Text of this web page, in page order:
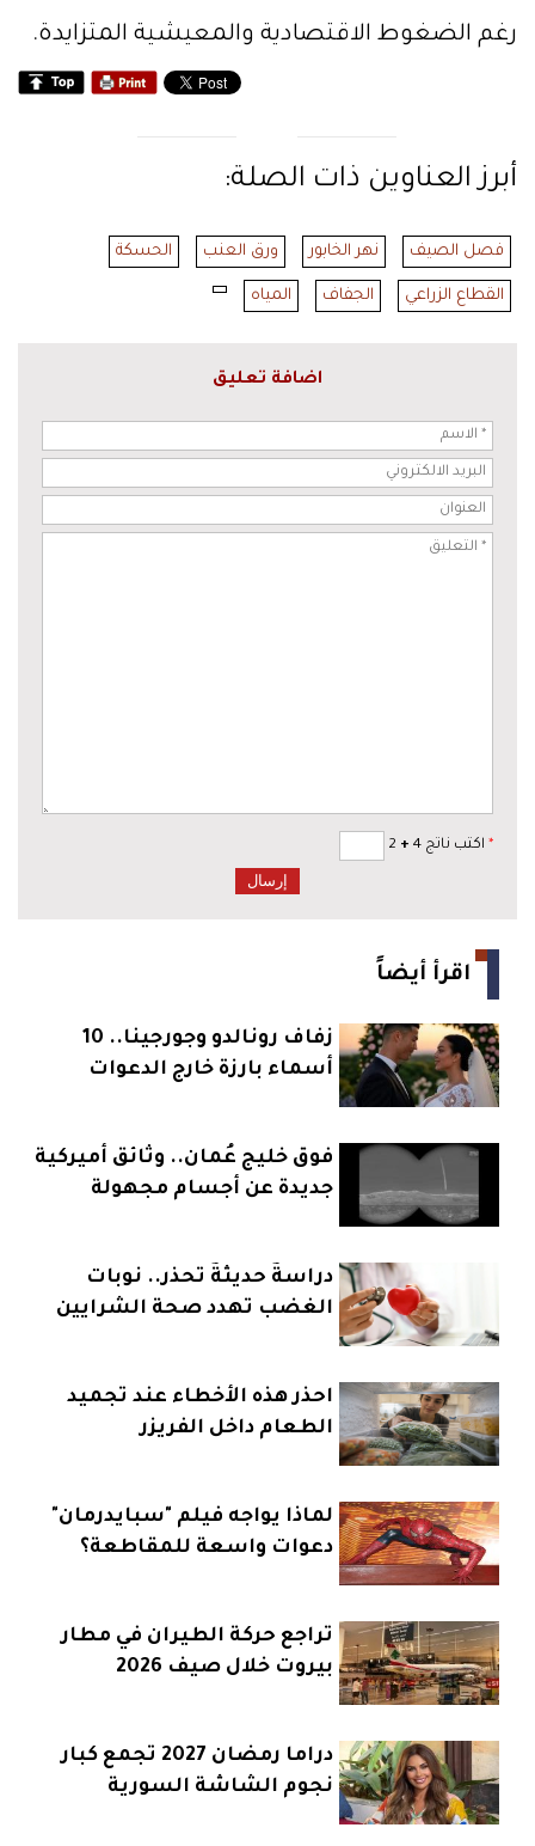
رغم الضغوط الاقتصادية والمعيشية المتزايدة.
أبرز العناوين ذات الصلة:
فصل الصيف نهر الخابور ورق العنب الحسكة
القطاع الزراعي الجفاف المياه
اضافة تعليق
* اكتب ناتج 4 +
اقرأ أيضاً
زفاف رونالدو وجورجينا.. 10
أسماء بارزة خارج الدعوات
فوق خليج عُمان.. وثائق أميركية
جديدة عن أجسام مجهولة
دراسةٌ حديثةٌ تحذر.. نوبات
الغضب تهدد صحة الشرايين
احذر هذه الأخطاء عند تجميد
الطعام داخل الفريزر
لماذا يواجه فيلم "سبايدرمان"
دعوات واسعة للمقاطعة؟
تراجع حركة الطيران في مطار
بيروت خلال صيف 2026
دراما رمضان 2027 تجمع كبار
نجوم الشاشة السورية